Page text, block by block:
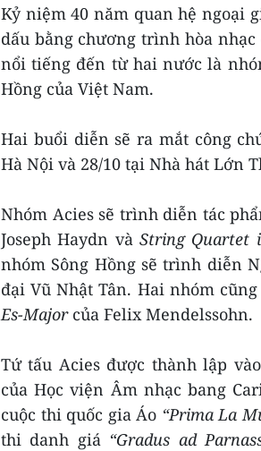
Kỷ niệm 40 năm quan hệ ngoại
dấu bằng chương trình hòa
nổi tiếng đến từ hai nước là
Hồng của Việt Nam.
Hai buổi diễn sẽ ra mắt công
Hà Nội và 28/10 tại Nhà hát Lớn
Nhóm Acies sẽ trình diễn tác
Joseph Haydn và String Quartet
nhóm Sông Hồng sẽ trình diễn
đại Vũ Nhật Tân. Hai nhóm
Es-Majorcủa Felix Mendelssohn.
Tứ tấu Acies được thành lập
của Học viện Âm nhạc bang
cuộc thi quốc gia Áo “Prima La
thi danh giá “Gradus ad